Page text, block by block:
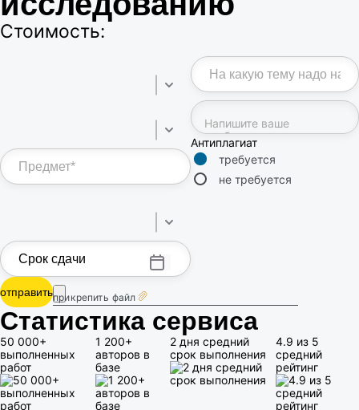
Стоимость:
Антиплагиат
требуется
не требуется
отправитьприкрепить файл
Статистика сервиса
50 000+
выполненных
работ
1 200+
авторов в
базе
2 дня средний
срок выполнения
4.9 из 5
средний
рейтинг